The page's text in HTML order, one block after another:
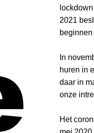
2021
In
huren in
daar in
onze
Het